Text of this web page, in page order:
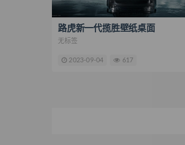
路虎新一代揽胜壁纸桌面
无标签
2023-09-04 617